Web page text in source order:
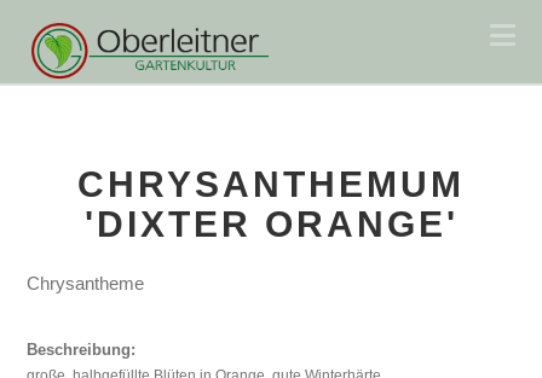
CHRYSANTHEMUM
'DIXTER ORANGE'
Chrysantheme
Beschreibung: